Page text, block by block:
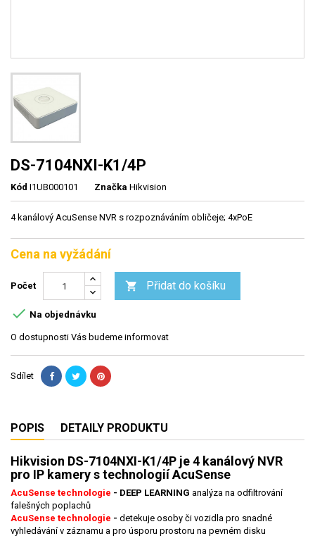
DS-7104NXI-K1/4P
Kód I1UB000101 Značka Hikvision
4 kanálový AcuSense NVR s rozpoznáváním obličeje; 4xPoE
Cena na vyžádání
Počet  Přidat do košíku
 Na objednávku
O dostupnosti Vás budeme informovat
Sdílet
POPIS DETAILY PRODUKTU
Hikvision DS-7104NXI-K1/4P je 4 kanálový NVR
pro IP kamery s technologií AcuSense
AcuSense technologie - DEEP LEARNING analýza na odfiltrování
falešných poplachů
AcuSense technologie - detekuje osoby či vozidla pro snadné
vyhledávání v záznamu a pro úsporu prostoru na pevném disku